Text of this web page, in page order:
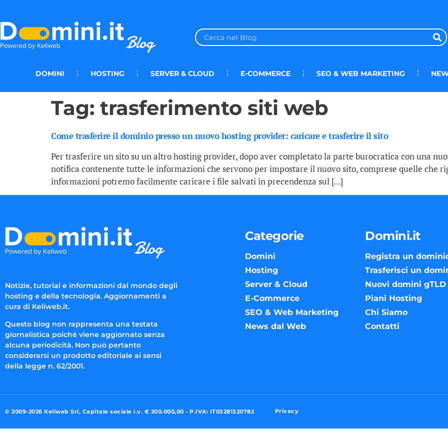
DOMINI HOSTING SERVER & CLOUD E-COMMERCE SEO & WEB MARKETING
Tag: trasferimento siti web
Come trasferire il dominio presso un nuovo hosting provider: caricare e trasferire il sito
Per trasferire un sito su un altro hosting provider, dopo aver completato la parte burocratica con una
notifica contenente tutte le informazioni che servono per impostare il nuovo sito, comprese quelle che
informazioni potremo facilmente caricare i file salvati in precendenza sul […]
Notizie, tutorial e informazioni dal mondo degli
hosting e della tecnologia. Aggiornamenti a
cura di Keliweb.it.
Questo blog non rappresenta una testata
giornalistica poiché viene aggiornato senza
alcuna periodicità. Non può pertanto
considerarsi un prodotto editoriale ai sensi
della legge n. 62/2001.
Categorie
Domini
Hosting
Server & Cloud
E-Commerce
SEO & Web Marketing
News dal Web
Domini.it
Registra un
Trasferisci un
Nuovi domini gTLD
Piani Hosting
Chi Siamo
Contatti
© 2009-2026 Keliweb Srl, Capitale sociale i.v. € 200.000,00 - P.IVA: IT03281320782 Privacy